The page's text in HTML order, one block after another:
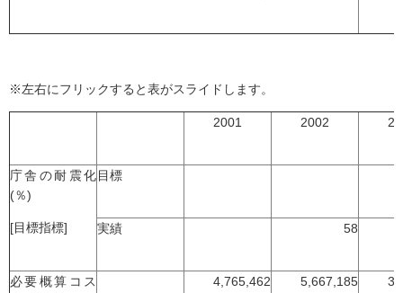
※左右にフリックすると表がスライドします。
2001 2002
庁舎の耐震化
(％)
[目標指標]
目標
実績 58
必要概算コス
4,765,462 5,667,185